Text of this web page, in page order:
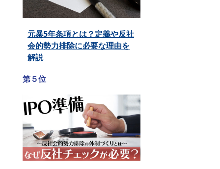
元暴5年条項とは？定義や反社
会的勢力排除に必要な理由を
解説
第５位